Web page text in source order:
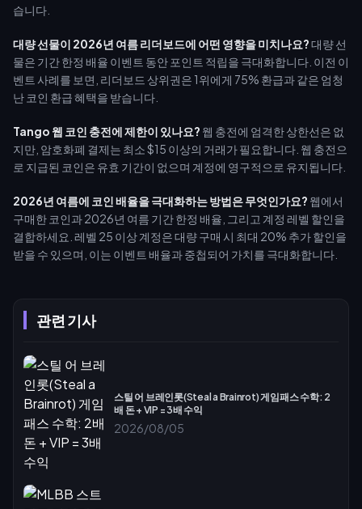
관련 기사
스틸 어 브레인롯(Steal a Brainrot) 게임패스 수학: 2
배 돈 + VIP = 3배 수익
2026/08/05
습니다.
대량 선물이 2026년 여름 리더보드에 어떤 영향을 미치나요?대량 선
물은 기간 한정 배율 이벤트 동안 포인트 적립을 극대화합니다. 이전 이
벤트 사례를 보면, 리더보드 상위권은 1위에게 75% 환급과 같은 엄청
난 코인 환급 혜택을 받습니다.
Tango 웹 코인 충전에 제한이 있나요? 웹 충전에 엄격한 상한선은 없
지만, 암호화폐 결제는 최소 $15 이상의 거래가 필요합니다. 웹 충전으
로 지급된 코인은 유효 기간이 없으며 계정에 영구적으로 유지됩니다.
2026년 여름에 코인 배율을 극대화하는 방법은 무엇인가요? 웹에서
구매한 코인과 2026년 여름 기간 한정 배율, 그리고 계정 레벨 할인을
결합하세요. 레벨 25 이상 계정은 대량 구매 시 최대 20% 추가 할인을
받을 수 있으며, 이는 이벤트 배율과 중첩되어 가치를 극대화합니다.